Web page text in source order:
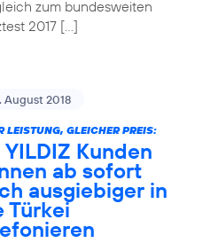
zum bundesweiten
2017 […]
August 2018
LEISTUNG, GLEICHER PREIS:
YILDIZ Kunden
ab sofort
ausgiebiger in
Türkei